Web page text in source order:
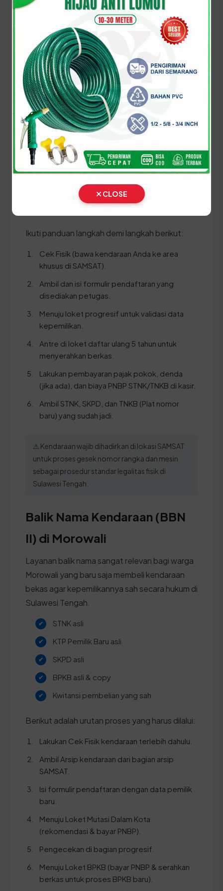
pada sistem SAMSAT Morowali.
Panduan Pajak 5 Tahunan
(Ganti Plat) di Sulawesi
Tengah
Setiap lima tahun, pemilik kendaraan wajib
melakukan pergantian pelat nomor dan cek fisik
kendaraan. Siapkan dokumen tambahan ini:
STNK asli
KTP asli
SKPD asli
BPKB asli & copy
Ikuti panduan langkah demi langkah berikut:
Cek Fisik (bawa kendaraan Anda ke area
khusus di SAMSAT).
Ambil dan isi formulir pendaftaran yang
disediakan petugas.
Menuju loket progresif untuk validasi data
kepemilikan.
Antre di loket daftar ulang 5 tahun untuk
menyerahkan berkas.
Lakukan pembayaran pajak pokok, denda
(jika ada), dan biaya PNBP STNK/TNKB di kasir.
Ambil STNK, SKPD, dan TNKB (Plat nomor
baru) yang sudah jadi.
⚠️ Kendaraan wajib dihadirkan di lokasi SAMSAT
untuk proses gesek nomor rangka dan mesin
sebagai prosedur standar legalitas fisik di
Sulawesi Tengah.
Balik Nama Kendaraan (BBN
II) di Morowali
Layanan balik nama sangat relevan bagi warga
Morowali yang baru saja membeli kendaraan
bekas agar kepemilikannya sah secara hukum di
Sulawesi Tengah.
STNK asli
KTP Pemilik Baru asli
SKPD asli
BPKB asli & copy
Kwitansi pembelian yang sah
Berikut adalah urutan proses yang harus dilalui:
Lakukan Cek Fisik kendaraan terlebih dahulu.
Ambil Arsip kendaraan dari bagian arsip
SAMSAT.
Isi formulir pendaftaran dengan data pemilik
baru.
Menuju Loket Mutasi Dalam Kota
(rekomendasi & bayar PNBP).
Pengecekan di bagian progresif.
Menuju Loket BPKB (bayar PNBP & serahkan
berkas untuk proses BPKB baru).
CLOSE